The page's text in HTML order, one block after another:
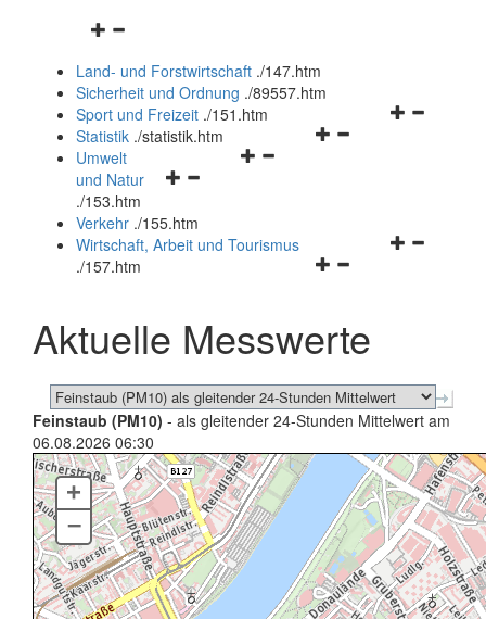
Navigationsmenü
und
schließen
Land- und Forstwirtschaft ./147.htm
Sicherheit und Ordnung ./89557.htm
Navigationsmenü
Sport und Freizeit ./151.htm
Navigationsmenü
Statistik ./statistik.htm
Navigationsmenü
und
schließen
Umwelt
und Natur
./153.htm
Verkehr ./155.htm
Navigationsmenü
schließen
Wirtschaft, Arbeit und Tourismus
./157.htm
Aktuelle Messwerte
Feinstaub (PM10) - als gleitender 24-Stunden Mittelwert am
06.08.2026 06:30
+
–